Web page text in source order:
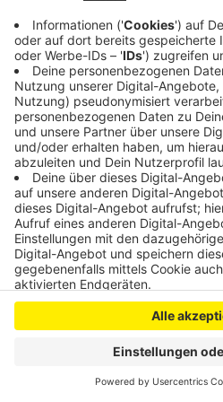
Anzeige
Anzeige
Anzeige